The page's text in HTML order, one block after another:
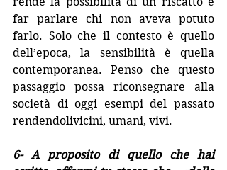
far parlare chi non aveva potuto
farlo. Solo che il contesto è quello
dell’epoca, la sensibilità è quella
contemporanea. Penso che questo
passaggio possa riconsegnare alla
società di oggi esempi del passato
rendendolivicini, umani, vivi.
6- A proposito di quello che hai